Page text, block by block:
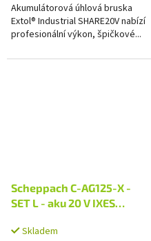
Akumulátorová úhlová bruska
Extol® Industrial SHARE20V nabízí
profesionální výkon, špičkové...
Scheppach C-AG125-X -
SET L - aku 20 V IXES
baterie + nabíječka 2,4 A
Skladem